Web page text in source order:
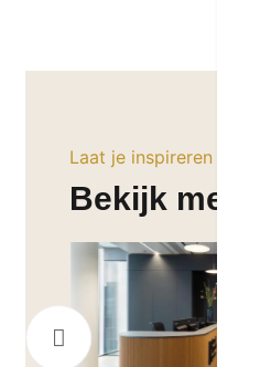
Laat je inspireren
Bekijk